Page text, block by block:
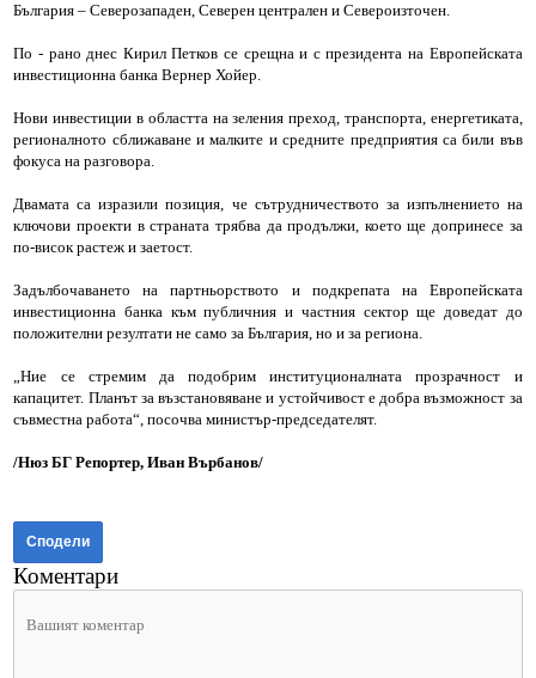
България – Северозападен, Северен централен и Североизточен.
По - рано днес Кирил Петков се срещна и с президента на Европейската
инвестиционна банка Вернер Хойер.
Нови инвестиции в областта на зеления преход, транспорта, енергетиката,
регионалното сближаване и малките и средните предприятия са били във
фокуса на разговора.
Двамата са изразили позиция, че сътрудничеството за изпълнението на
ключови проекти в страната трябва да продължи, което ще допринесе за
по-висок растеж и заетост.
Задълбочаването на партньорството и подкрепата на Европейската
инвестиционна банка към публичния и частния сектор ще доведат до
положителни резултати не само за България, но и за региона.
„Ние се стремим да подобрим институционалната прозрачност и
капацитет. Планът за възстановяване и устойчивост е добра възможност за
съвместна работа“, посочва министър-председателят.
/Нюз БГ Репортер, Иван Върбанов/
Сподели
Коментари